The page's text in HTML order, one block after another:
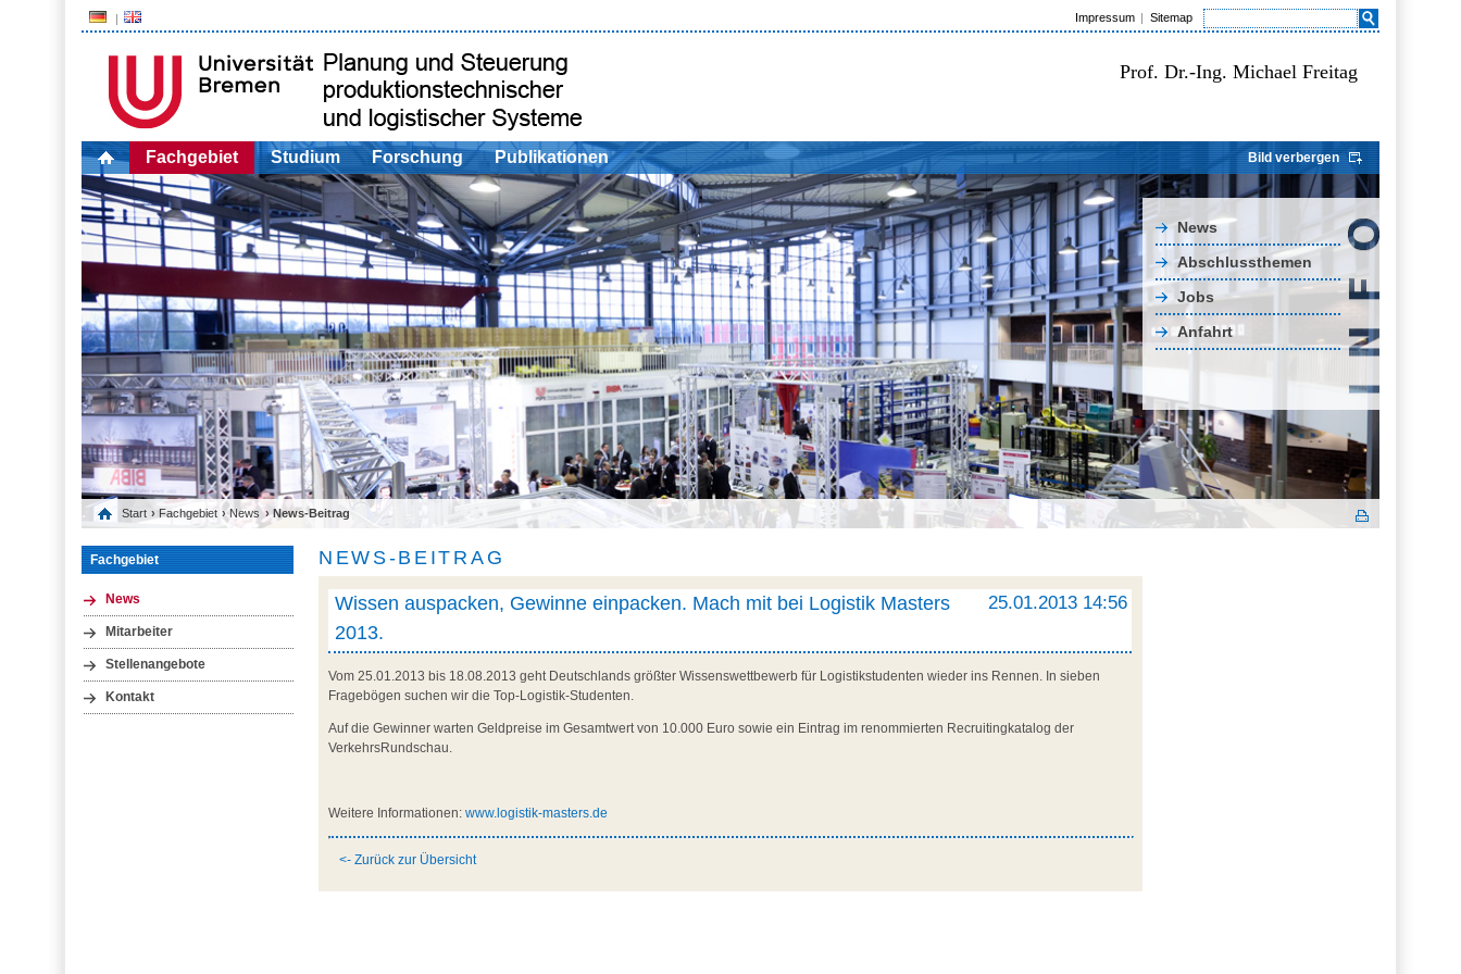
Impressum Sitemap
Prof. Dr.-Ing. Michael Freitag
Fachgebiet Studium Forschung Publikationen Bild verbergen
News
Abschlussthemen
Jobs
Anfahrt
Start › Fachgebiet ›News › News-Beitrag
Fachgebiet
News
Mitarbeiter
Stellenangebote
Kontakt
NEWS-BEITRAG
25.01.2013 14:56
Wissen auspacken, Gewinne einpacken. Mach mit bei Logistik Masters
2013.
Vom 25.01.2013 bis 18.08.2013 geht Deutschlands größter Wissenswettbewerb für Logistikstudenten wieder ins Rennen. In sieben
Fragebögen suchen wir die Top-Logistik-Studenten.
Auf die Gewinner warten Geldpreise im Gesamtwert von 10.000 Euro sowie ein Eintrag im renommierten Recruitingkatalog der
VerkehrsRundschau.
Weitere Informationen:www.logistik-masters.de
<- Zurück zur Übersicht